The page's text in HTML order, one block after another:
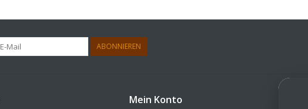
ABONNIEREN
Mein Konto